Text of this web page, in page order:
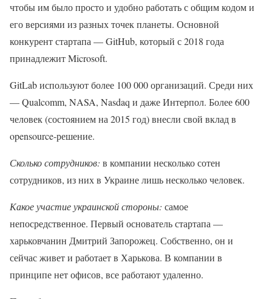
чтобы им было просто и удобно работать с общим кодом и
его версиями из разных точек планеты. Основной
конкурент стартапа — GitHub, который с 2018 года
принадлежит Microsoft.
GitLab используют более 100 000 организаций. Среди них
— Qualcomm, NASA, Nasdaq и даже Интерпол. Более 600
человек (состоянием на 2015 год) внесли свой вклад в
opensource-решение.
Сколько сотрудников: в компании несколько сотен
сотрудников, из них в Украине лишь несколько человек.
Какое участие украинской стороны: самое
непосредственное. Первый основатель стартапа —
харьковчанин Дмитрий Запорожец. Собственно, он и
сейчас живет и работает в Харькова. В компании в
принципе нет офисов, все работают удаленно.